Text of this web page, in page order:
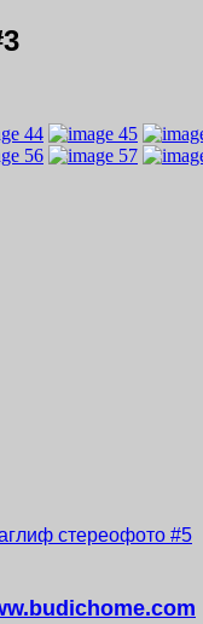
стереофото #5